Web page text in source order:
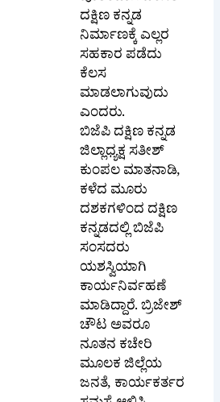
ನಿರ್ಮಾಣಕ್ಕೆ ಎಲ್ಲರ
ಸಹಕಾರ ಪಡೆದು
ಕೆಲಸ
ಮಾಡಲಾಗುವುದು
ಎಂದರು.
ಬಿಜೆಪಿ ದಕ್ಷಿಣ ಕನ್ನಡ
ಜಿಲ್ಲಾಧ್ಯಕ್ಷ ಸತೀಶ್
ಕುಂಪಲ ಮಾತನಾಡಿ,
ಕಳೆದ ಮೂರು
ದಶಕಗಳಿಂದ ದಕ್ಷಿಣ
ಕನ್ನಡದಲ್ಲಿ ಬಿಜೆಪಿ
ಸಂಸದರು
ಯಶಸ್ವಿಯಾಗಿ
ಕಾರ್ಯನಿರ್ವಹಣೆ
ಮಾಡಿದ್ದಾರೆ. ಬ್ರಿಜೇಶ್
ಚೌಟ ಅವರೂ
ನೂತನ ಕಚೇರಿ
ಮೂಲಕ ಜಿಲ್ಲೆಯ
ಜನತೆ, ಕಾರ್ಯಕರ್ತರ
ಸಮಸ್ಯೆ ಆಲಿಸಿ